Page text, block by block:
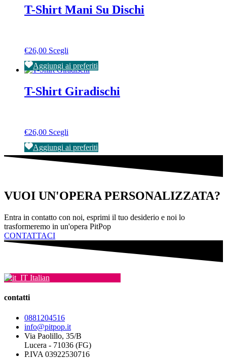
varianti.
Le
nella
pagina
prodotto
T-Shirt Mani Su Dischi
€26,00 Scegli
prodotto
ha
varianti.
Le
nella
pagina
Aggiungi ai preferiti
T-Shirt Giradischi
€26,00 Scegli
prodotto
ha
possono
scelte
nella
pagina
del
prodotto
Aggiungi ai preferiti
VUOI UN'OPERA PERSONALIZZATA?
Entra in contatto con noi, esprimi il tuo desiderio e noi lo
trasformeremo in un'opera PitPop
CONTATTACI
Italian
contatti
0881204516
info@pitpop.it
Via Paolillo, 35/B
Lucera - 71036 (FG)
P.IVA 03922530716